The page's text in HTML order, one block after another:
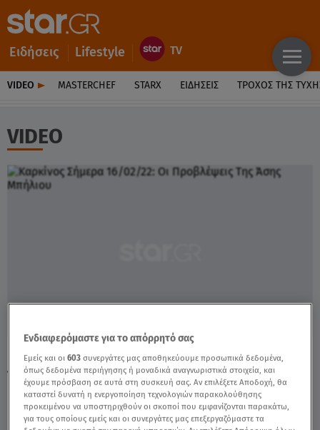
Ειδήσεις Lifestyle
VIDEO MASTERCHEF STARX ΕΙΔΉΣΕΙΣ ΤΡΟΧΌΣ ΤΗΣ
VIDEO
Καρκίνος Σήμερα 16/02/22: Οι Προβλέψεις
Της Άσης Μπήλιου - Video
Ενδιαφερόμαστε για το απόρρητό σας
Εμείς και οι603 συνεργάτες μας αποθηκεύουμε προσωπικά δεδομένα,
όπως δεδομένα περιήγησης ή μοναδικά αναγνωριστικά στοιχεία, και
έχουμε πρόσβαση σε αυτά στη συσκευή σας. Αν επιλέξετε Αποδοχή, θα
καταστεί δυνατή η ενεργοποίηση τεχνολογιών παρακολούθησης
προκειμένου να υποστηριχθούν οι σκοποί που εμφανίζονται παρακάτω,
για τους οποίους εμείς και οι συνεργάτες μας επεξεργαζόμαστε τα